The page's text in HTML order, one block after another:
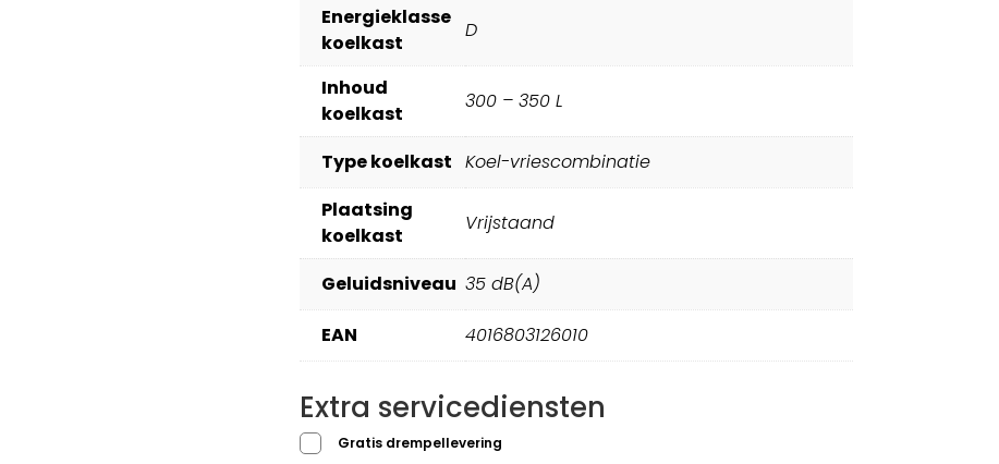
Energieklasse
koelkast
D
Inhoud
koelkast
300 – 350 L
Type koelkast Koel-vriescombinatie
Plaatsing
koelkast
Vrijstaand
Geluidsniveau 35 dB(A)
EAN 4016803126010
Extra servicediensten
Gratis drempellevering